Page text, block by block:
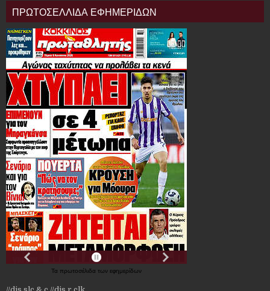
ΠΡΩΤΟΣΕΛΛΙΔΑ ΕΦΗΜΕΡΙΔΩΝ
Τα πρωτοσέλιδα των εφημερίδων